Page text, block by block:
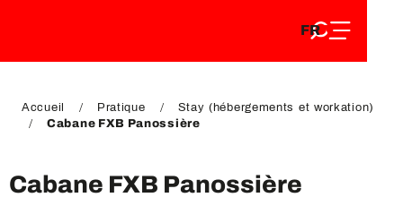
DE
FR
EN
Accueil Pratique
Stay (hébergements et workation)
Cabane FXB Panossière
Cabane FXB Panossière